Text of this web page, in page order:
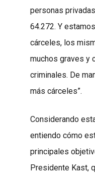
personas
64.272. Y
cárceles, los
muchos graves y
criminales. De
más cárceles”.
Considerando
entiendo cómo
principales
Presidente Kast,